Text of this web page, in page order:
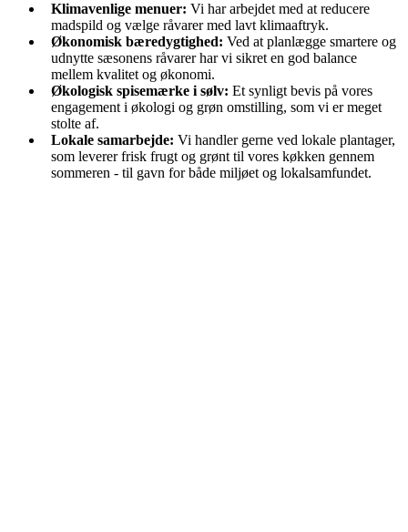
Klimavenlige menuer: Vi har arbejdet med at reducere
madspild og vælge råvarer med lavt klimaaftryk.
Økonomisk bæredygtighed: Ved at planlægge smartere og
udnytte sæsonens råvarer har vi sikret en god balance
mellem kvalitet og økonomi.
Økologisk spisemærke i sølv: Et synligt bevis på vores
engagement i økologi og grøn omstilling, som vi er meget
stolte af.
Lokale samarbejde: Vi handler gerne ved lokale plantager,
som leverer frisk frugt og grønt til vores køkken gennem
sommeren - til gavn for både miljøet og lokalsamfundet.